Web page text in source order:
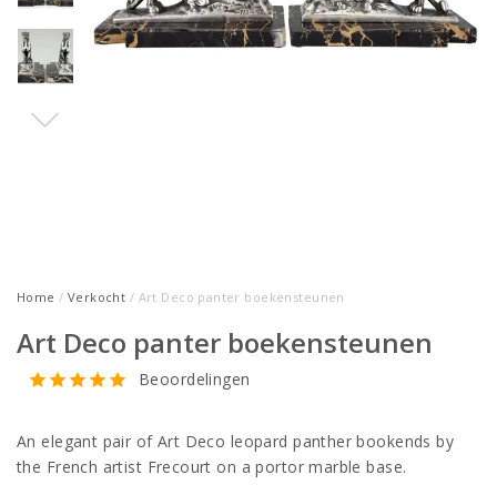
Home / Verkocht / Art Deco panter boekensteunen
Art Deco panter boekensteunen
Beoordelingen
An elegant pair of Art Deco leopard panther bookends by
the French artist Frecourt on a portor marble base.